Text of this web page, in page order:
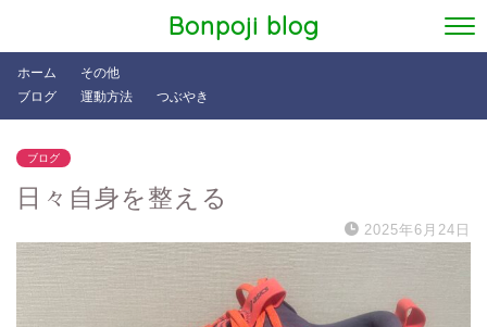
Bonpoji blog
ホーム
ブログ
その他
運動方法
つぶやき
ブログ
日々自身を整える
2025年6月24日